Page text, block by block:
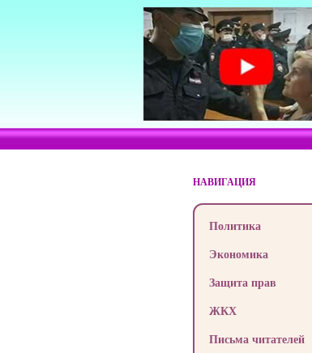
НАВИГАЦИЯ
Политика
Экономика
Защита прав
ЖКХ
Письма читателей